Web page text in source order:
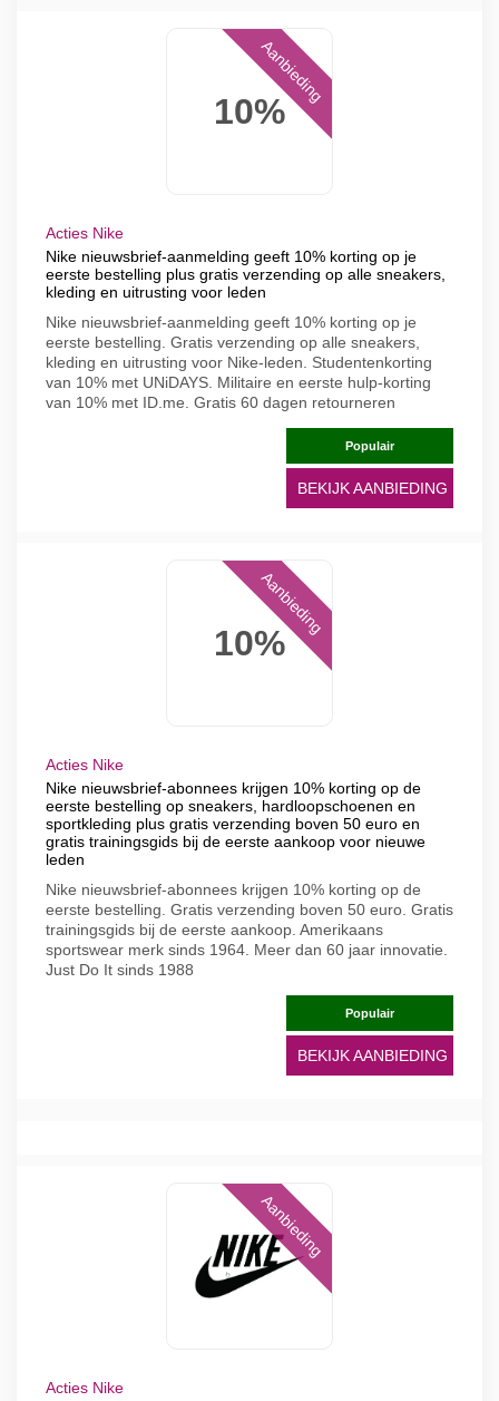
10%
Aanbieding
Acties Nike
Nike nieuwsbrief-aanmelding geeft 10% korting op je
eerste bestelling plus gratis verzending op alle sneakers,
kleding en uitrusting voor leden
Nike nieuwsbrief-aanmelding geeft 10% korting op je
eerste bestelling. Gratis verzending op alle sneakers,
kleding en uitrusting voor Nike-leden. Studentenkorting
van 10% met UNiDAYS. Militaire en eerste hulp-korting
van 10% met ID.me. Gratis 60 dagen retourneren
Populair
BEKIJK AANBIEDING
10%
Aanbieding
Acties Nike
Nike nieuwsbrief-abonnees krijgen 10% korting op de
eerste bestelling op sneakers, hardloopschoenen en
sportkleding plus gratis verzending boven 50 euro en
gratis trainingsgids bij de eerste aankoop voor nieuwe
leden
Nike nieuwsbrief-abonnees krijgen 10% korting op de
eerste bestelling. Gratis verzending boven 50 euro. Gratis
trainingsgids bij de eerste aankoop. Amerikaans
sportswear merk sinds 1964. Meer dan 60 jaar innovatie.
Just Do It sinds 1988
Populair
BEKIJK AANBIEDING
Aanbieding
Acties Nike